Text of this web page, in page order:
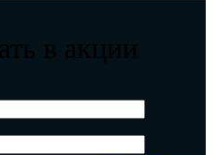
в акции